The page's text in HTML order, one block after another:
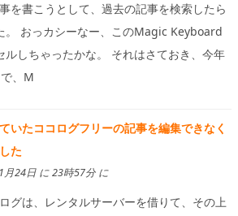
を書こうとして、過去の記事を検索したら
。 おっカシーなー、このMagic Keyboard
ルしちゃったかな。 それはさておき、今年
、M
いたココログフリーの記事を編集できなく
た
月24日 に 23時57分 に
グは、レンタルサーバーを借りて、その上